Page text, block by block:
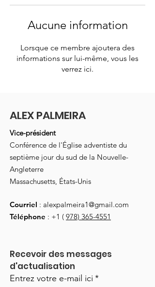
Aucune information
Lorsque ce membre ajoutera des
informations sur lui-même, vous les
verrez ici.
ALEX PALMEIRA
Vice-président
Conférence de l'Église adventiste du
septième jour du sud de la Nouvelle-
Angleterre
Massachusetts, États-Unis
Courriel : alexpalmeira1@gmail.com
Téléphone : +1 ( 978) 365-4551
Recevoir des messages
d'actualisation
Entrez votre e-mail ici *